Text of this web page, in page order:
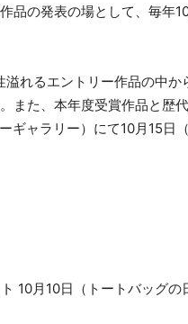
品の発表の場として、毎年
溢れるエントリー作品の中
また、本年度受賞作品と歴
ギャラリー）にて10月15日